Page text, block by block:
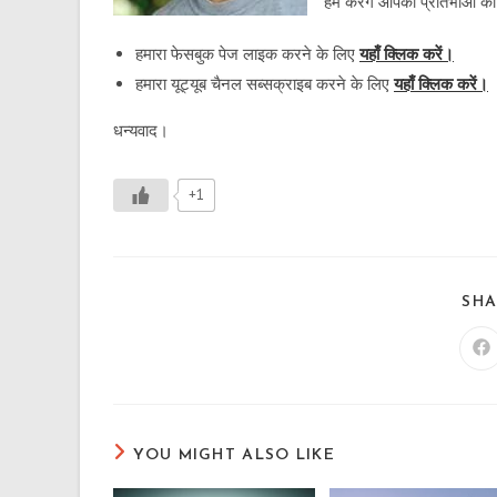
हमारा फेसबुक पेज लाइक करने के लिएयहाँ क्लिक करें।
हमारा यूट्यूब चैनल सब्सक्राइब करने के लिएयहाँ क्लिक करें।
धन्यवाद।
+1
YOU MIGHT ALSO LIKE